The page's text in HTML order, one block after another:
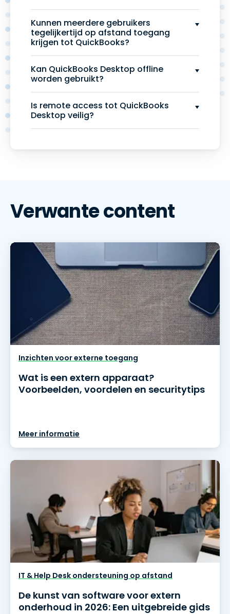
Kunnen meerdere gebruikers
tegelijkertijd op afstand toegang
krijgen tot QuickBooks?
Kan QuickBooks Desktop offline
worden gebruikt?
Is remote access tot QuickBooks
Desktop veilig?
Verwante content
Inzichten voor externe toegang
Wat is een extern apparaat?
Voorbeelden, voordelen en securitytips
Meer informatie
IT & Help Desk ondersteuning op afstand
De kunst van software voor extern
onderhoud in 2026: Een uitgebreide gids